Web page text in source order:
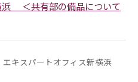
浜 ＜共有部の備品について
エキスパートオフィス新横浜